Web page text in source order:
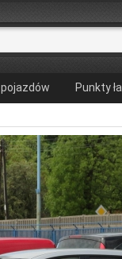
Punkty